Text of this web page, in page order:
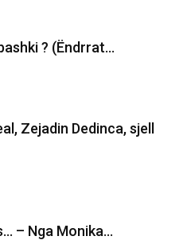
? (Ëndrrat…
Zejadin Dedinca, sjell
– Nga Monika…